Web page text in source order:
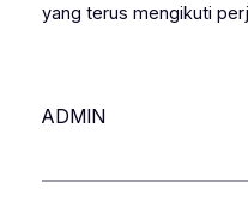
yang terus mengikuti
ADMIN